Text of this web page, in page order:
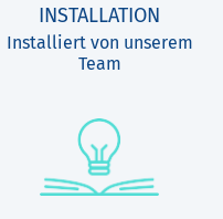
INSTALLATION
Installiert von unserem
Team